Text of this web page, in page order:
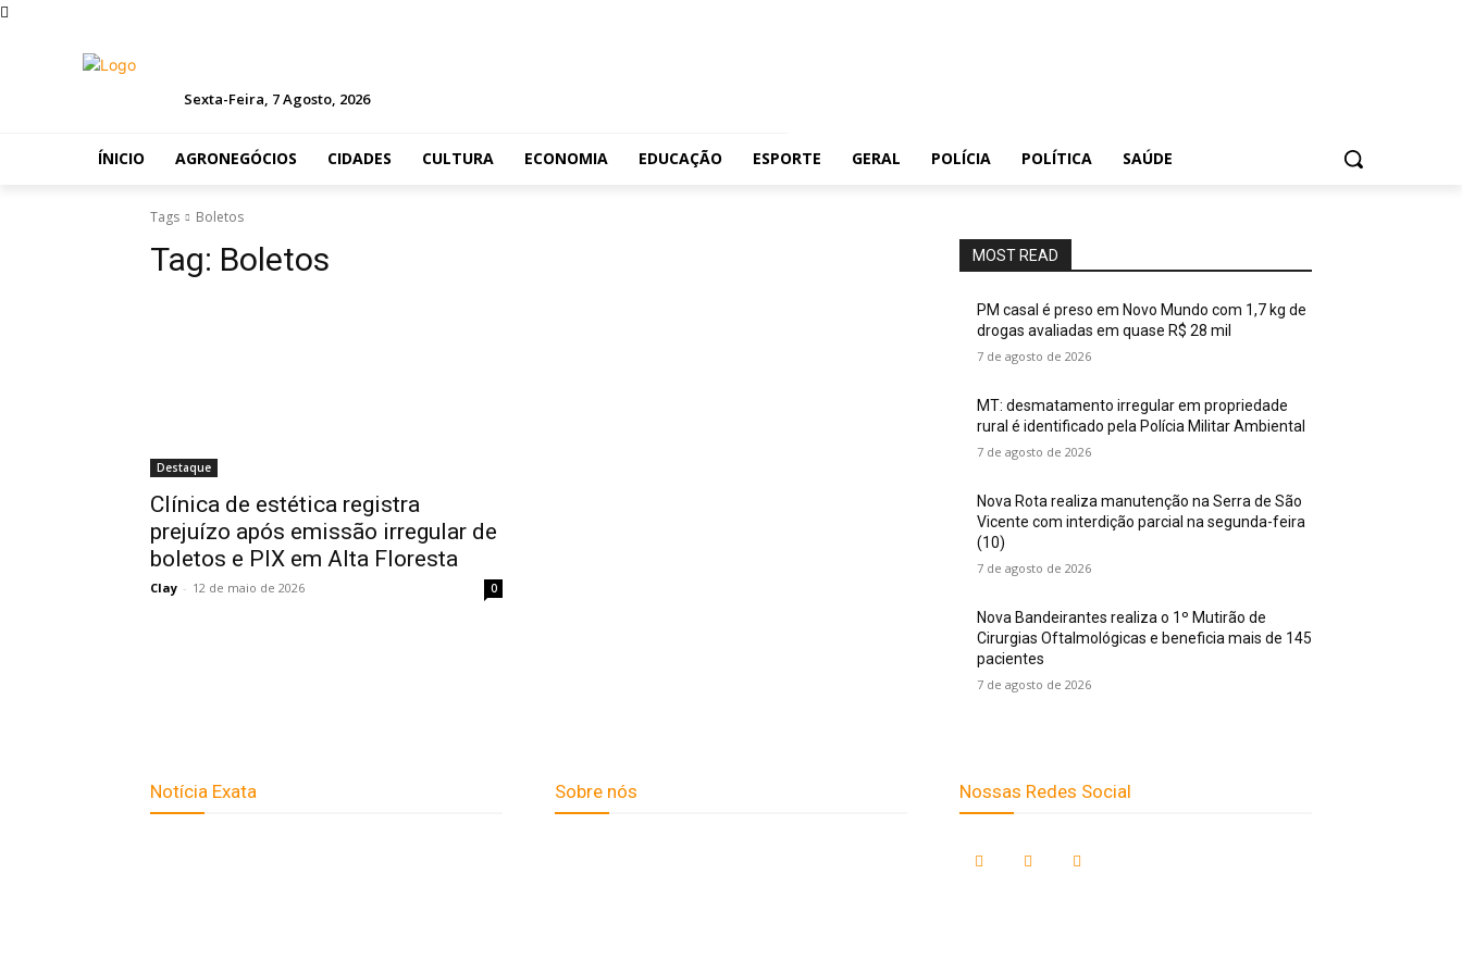
Sexta-Feira, 7 Agosto, 2026
ÍNICIO AGRONEGÓCIOS CIDADES CULTURA ECONOMIA EDUCAÇÃO ESPORTE GERAL POLÍCIA POLÍTICA SAÚDE
Tags Boletos
Tag: Boletos
Destaque
Clínica de estética registra
prejuízo após emissão irregular de
boletos e PIX em Alta Floresta
Clay - 12 de maio de 2026 0
MOST READ
PM casal é preso em Novo Mundo com 1,7 kg de
drogas avaliadas em quase R$ 28 mil
7 de agosto de 2026
MT: desmatamento irregular em propriedade
rural é identificado pela Polícia Militar Ambiental
7 de agosto de 2026
Nova Rota realiza manutenção na Serra de São
Vicente com interdição parcial na segunda-feira
(10)
7 de agosto de 2026
Nova Bandeirantes realiza o 1º Mutirão de
Cirurgias Oftalmológicas e beneficia mais de 145
pacientes
7 de agosto de 2026
Notícia Exata Sobre nós Nossas Redes Social